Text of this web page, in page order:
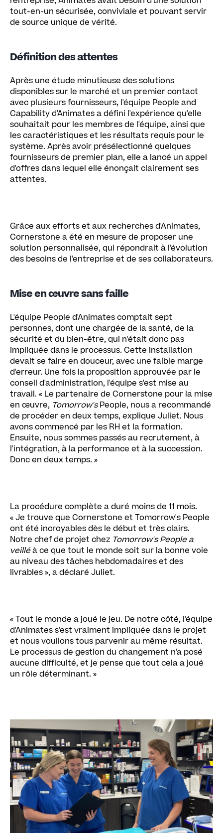
tout-en-un sécurisée, conviviale et pouvant servir
de source unique de vérité.
Définition des attentes
Après une étude minutieuse des solutions
disponibles sur le marché et un premier contact
avec plusieurs fournisseurs, l'équipe People and
Capability d'Animates a défini l'expérience qu'elle
souhaitait pour les membres de l'équipe, ainsi que
les caractéristiques et les résultats requis pour le
système. Après avoir présélectionné quelques
fournisseurs de premier plan, elle a lancé un appel
d'offres dans lequel elle énonçait clairement ses
attentes.
Grâce aux efforts et aux recherches d'Animates,
Cornerstone a été en mesure de proposer une
solution personnalisée, qui répondrait à l'évolution
des besoins de l'entreprise et de ses collaborateurs.
Mise en œuvre sans faille
L'équipe People d'Animates comptait sept
personnes, dont une chargée de la santé, de la
sécurité et du bien-être, qui n'était donc pas
impliquée dans le processus. Cette installation
devait se faire en douceur, avec une faible marge
d'erreur. Une fois la proposition approuvée par le
conseil d'administration, l'équipe s'est mise au
travail. « Le partenaire de Cornerstone pour la mise
en œuvre, Tomorrow'sPeople, nous a recommandé
de procéder en deux temps, explique Juliet. Nous
avons commencé par les RH et la formation.
Ensuite, nous sommes passés au recrutement, à
l'intégration, à la performance et à la succession.
Donc en deux temps. »
La procédure complète a duré moins de 11 mois.
« Je trouve que Cornerstone et Tomorrow's People
ont été incroyables dès le début et très clairs.
Notre chef de projet chez Tomorrow's People a
veilléà ce que tout le monde soit sur la bonne voie
au niveau des tâches hebdomadaires et des
livrables », a déclaré Juliet.
« Tout le monde a joué le jeu. De notre côté, l'équipe
d'Animates s'est vraiment impliquée dans le projet
et nous voulions tous parvenir au même résultat.
Le processus de gestion du changement n'a posé
aucune difficulté, et je pense que tout cela a joué
un rôle déterminant. »